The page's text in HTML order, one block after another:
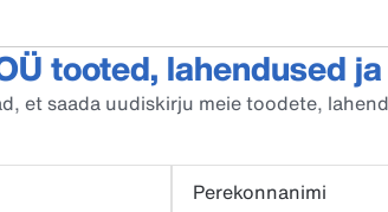
tooted, lahendused
et saada uudiskirju meie toodete,
Perekonnanimi